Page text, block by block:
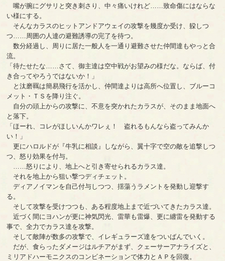
嘴が腕にグサリと突き刺さり、中々痛いけれど……致命傷にはならな
い様にする。
そんなカラスのヒットアンドアウェイの攻撃を幾度か受け、躱しつ
つ……周囲の人達の避難誘導の完了を待つ。
数分経過し、周りに居た一般人を一通り避難させた仲間達もやっと合
流。
「待たせたな……さて、御主達は空中戦がお望みの様だな。ならば、付
き合ってやろうではないか！」
と汰磨羈は簡易飛行を活かし、仲間達よりは高所へ位置し、ブルーコ
メット・ＴＳを降り注ぐ。
自分の頭上からの攻撃に、不意を突かれたカラスが、そのまま地面へ
と落下。
「ほーれ、コレがほしいんかワレぇ！ 盗れるもんなら盗ってみんか
い！」
更にハロルドが『牛乳に相談』しながら、翼十字で空の敵を追撃しつ
つ、怒り効果を付与。
……怒りにより、地上へと引き寄せられるカラス達。
それを地上から狙い撃つディチェット。
ディアノイマンを自己付与しつつ、揺蕩うラメントを発動し迎撃す
る。
そして攻撃を受けつつも、ある程度地上まで近づいてきたカラス達。
近づく間にヨハンが更に神気閃光、雷華も雷爆、更に纏雷を発動する
事で、全力でカラス達を攻撃。
そして敵陣が数多の攻撃で、イレギュラーズ達をついばんでいく。
だが、食らったダメージはルチアがまず、クェーサーアナライズと、
ミリアドハーモニクスのコンビネーションで体力とＡＰを回復。